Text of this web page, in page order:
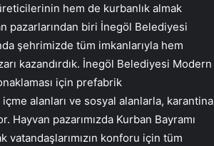
hem de kurbanlık almak
pazarlarından biri İnegöl Belediyesi
şehrimizde tüm imkanlarıyla hem
kazandırdık. İnegöl Belediyesi Modern
için prefabrik
alanları ve sosyal alanlarla, karantina
pazarımızda Kurban Bayramı
vatandaşlarımızın konforu için tüm